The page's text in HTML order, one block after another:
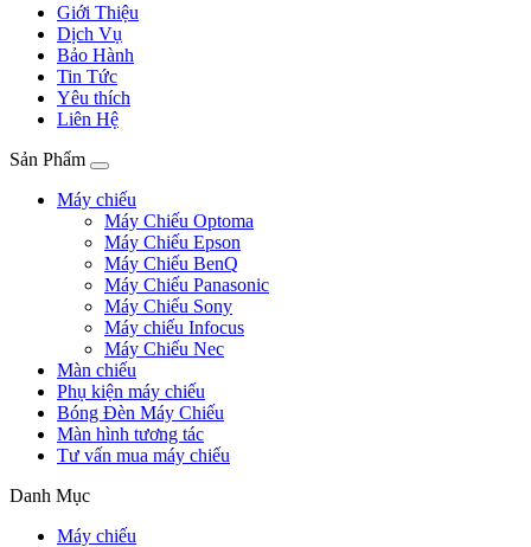
Giới Thiệu
Dịch Vụ
Bảo Hành
Tin Tức
Yêu thích
Liên Hệ
Sản Phẩm
Máy chiếu
Máy Chiếu Optoma
Máy Chiếu Epson
Máy Chiếu BenQ
Máy Chiếu Panasonic
Máy Chiếu Sony
Máy chiếu Infocus
Máy Chiếu Nec
Màn chiếu
Phụ kiện máy chiếu
Bóng Đèn Máy Chiếu
Màn hình tương tác
Tư vấn mua máy chiếu
Danh Mục
Máy chiếu